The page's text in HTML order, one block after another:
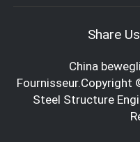
grundlegende Winddruck
Share Us
China
Fournisseur.Copyright
Steel Structure